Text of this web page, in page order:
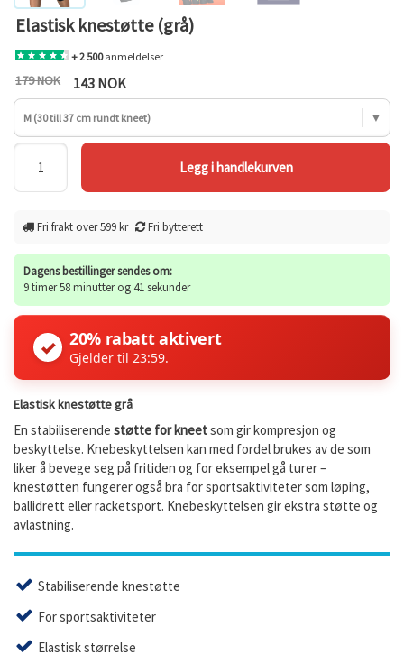
Elastisk knestøtte (grå)
+ 2 500anmeldelser
179 NOK 143 NOK
M (30 till 37 cm rundt kneet)
Fri frakt over 599 kr Fri bytterett
Dagens bestillinger sendes om:
9 timer 58 minutter og 41 sekunder
✓ 20% rabatt aktivert
Gjelder til 23:59.
Elastisk knestøtte grå
En stabiliserende støtte for kneetsom gir kompresjon og
beskyttelse. Knebeskyttelsen kan med fordel brukes av de som
liker å bevege seg på fritiden og for eksempel gå turer –
knestøtten fungerer også bra for sportsaktiviteter som løping,
ballidrett eller racketsport. Knebeskyttelsen gir ekstra støtte og
avlastning.
Stabiliserende knestøtte
For sportsaktiviteter
Elastisk størrelse